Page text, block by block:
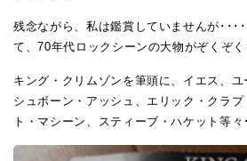
残念ながら、私は鑑賞していませんが･･･
て、70年代ロックシーンの大物がぞくぞく
キング・クリムゾンを筆頭に、イエス、
シュボーン・アッシュ、エリック・クラ
ト・マシーン、スティーブ・ハケット等々